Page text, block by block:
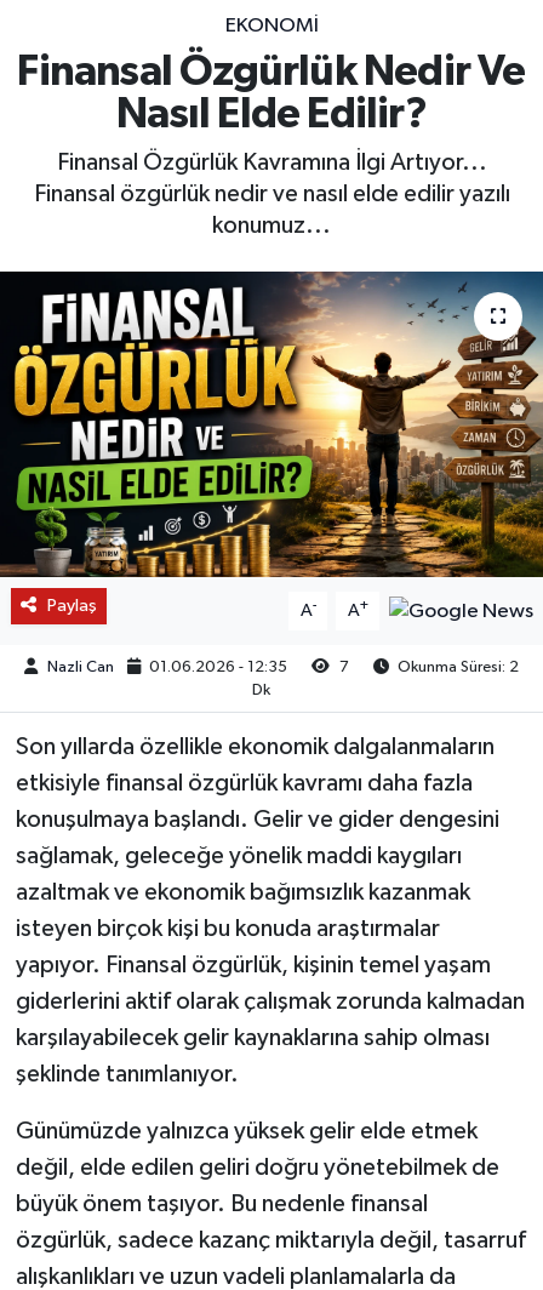
EKONOMİ
Finansal Özgürlük Nedir Ve
Nasıl Elde Edilir?
Finansal Özgürlük Kavramına İlgi Artıyor...
Finansal özgürlük nedir ve nasıl elde edilir yazılı
konumuz...
Paylaş A- A+
Nazli Can 01.06.2026 - 12:35 7
Okunma Süresi: 2
Dk
Son yıllarda özellikle ekonomik dalgalanmaların
etkisiyle finansal özgürlük kavramı daha fazla
konuşulmaya başlandı. Gelir ve gider dengesini
sağlamak, geleceğe yönelik maddi kaygıları
azaltmak ve ekonomik bağımsızlık kazanmak
isteyen birçok kişi bu konuda araştırmalar
yapıyor. Finansal özgürlük, kişinin temel yaşam
giderlerini aktif olarak çalışmak zorunda kalmadan
karşılayabilecek gelir kaynaklarına sahip olması
şeklinde tanımlanıyor.
Günümüzde yalnızca yüksek gelir elde etmek
değil, elde edilen geliri doğru yönetebilmek de
büyük önem taşıyor. Bu nedenle finansal
özgürlük, sadece kazanç miktarıyla değil, tasarruf
alışkanlıkları ve uzun vadeli planlamalarla da